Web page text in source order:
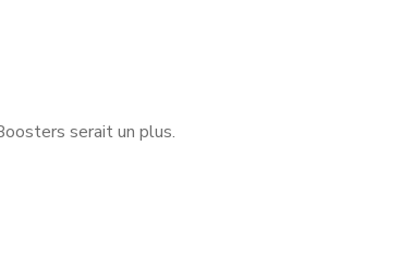
serait un plus.